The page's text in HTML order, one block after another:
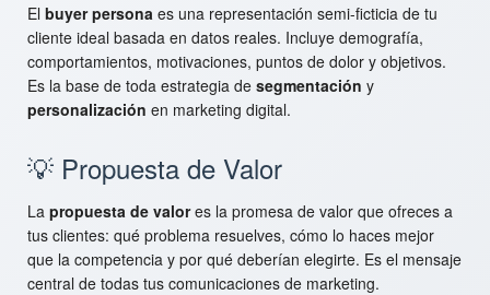
El buyer persona es una representación semi-ficticia de tu
cliente ideal basada en datos reales. Incluye demografía,
comportamientos, motivaciones, puntos de dolor y objetivos.
Es la base de toda estrategia de segmentación y
personalización en marketing digital.
💡 Propuesta de Valor
La propuesta de valores la promesa de valor que ofreces a
tus clientes: qué problema resuelves, cómo lo haces mejor
que la competencia y por qué deberían elegirte. Es el mensaje
central de todas tus comunicaciones de marketing.